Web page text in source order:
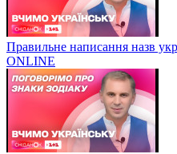
Правильне написання назв
ONLINE